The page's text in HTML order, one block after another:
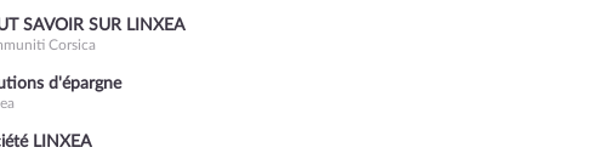
SAVOIR SUR LINXEA
Corsica
d'épargne
LINXEA